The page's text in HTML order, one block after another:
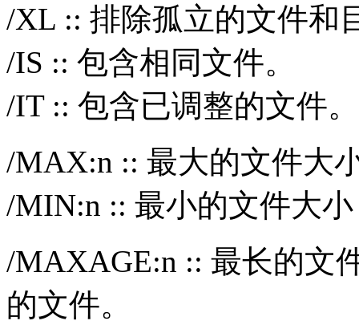
/XL :: 排除孤立的文件和
/IS :: 包含相同文件。
/IT :: 包含已调整的文件。
/MAX:n :: 最大的文件大
/MIN:n :: 最小的文件大
/MAXAGE:n :: 最长的文
的文件。